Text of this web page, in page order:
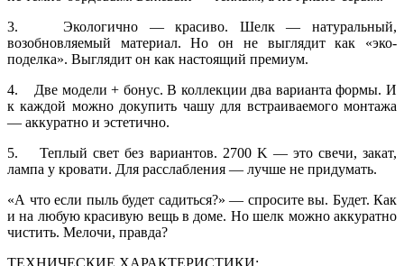
3. Экологично — красиво. Шелк — натуральный,
возобновляемый материал. Но он не выглядит как «эко-
поделка». Выглядит он как настоящий премиум.
4. Две модели + бонус. В коллекции два варианта формы. И
к каждой можно докупить чашу для встраиваемого монтажа
— аккуратно и эстетично.
5. Теплый свет без вариантов. 2700 K — это свечи, закат,
лампа у кровати. Для расслабления — лучше не придумать.
«А что если пыль будет садиться?» — спросите вы. Будет. Как
и на любую красивую вещь в доме. Но шелк можно аккуратно
чистить. Мелочи, правда?
ТЕХНИЧЕСКИЕ ХАРАКТЕРИСТИКИ: